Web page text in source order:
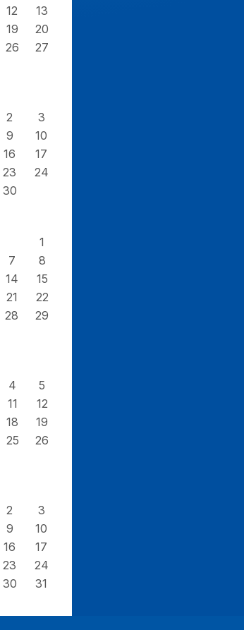
12
13
19
20
26
27
2
3
9
10
16
17
23
24
30
1
7
8
14
15
21
22
28
29
4
5
11
12
18
19
25
26
2
3
9
10
16
17
23
24
30 31